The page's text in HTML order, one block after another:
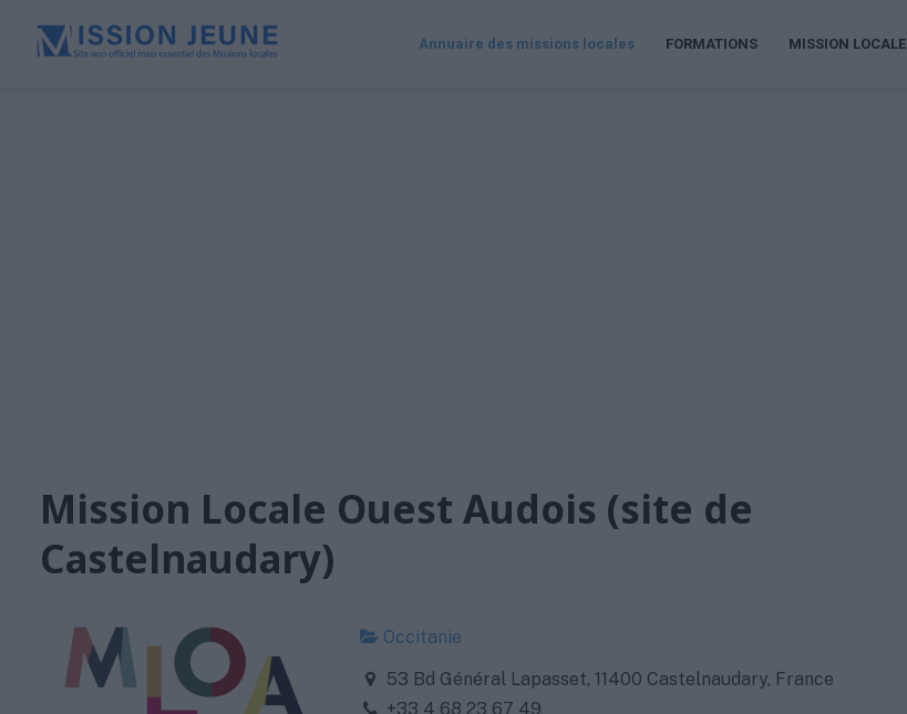
Annuaire des missions locales FORMATIONS MISSION LOCALE
Mission Locale Ouest Audois (site de
Castelnaudary)
Occitanie
53 Bd Général Lapasset, 11400 Castelnaudary, France
+33 4 68 23 67 49